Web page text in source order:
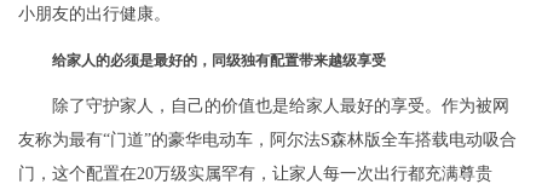
小朋友的出行健康。
给家人的必须是最好的，同级独有配置带来越级享受
除了守护家人，自己的价值也是给家人最好的享受。作为被网
友称为最有“门道”的豪华电动车，阿尔法S森林版全车搭载电动吸合
门，这个配置在20万级实属罕有，让家人每一次出行都充满尊贵